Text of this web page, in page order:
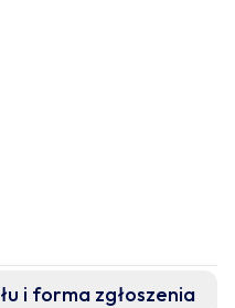
i forma zgłoszenia